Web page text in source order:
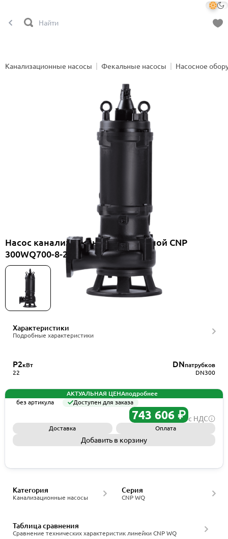
Канализационные насосы Фекальные насосы Насосное
Насос канализационный погружной CNP
300WQ700-8-22-6AC(I)
Характеристики
Подробные характеристики
P2кВт
22
DNпатрубков
DN300
АКТУАЛЬНАЯ ЦЕНАподробнее
без артикула
Доступен для заказа
743 606 ₽ с НДС
Доставка Оплата
Добавить в корзину
Канализационные насосы
Категория
CNP WQ
Серия
Сравнение технических характеристик линейки CNP WQ
Таблица сравнения